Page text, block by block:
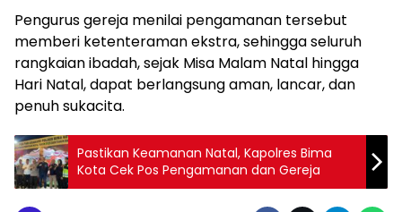
Pengurus gereja menilai pengamanan tersebut
memberi ketenteraman ekstra, sehingga seluruh
rangkaian ibadah, sejak Misa Malam Natal hingga
Hari Natal, dapat berlangsung aman, lancar, dan
penuh sukacita.
Pastikan Keamanan Natal, Kapolres Bima
Kota Cek Pos Pengamanan dan Gereja